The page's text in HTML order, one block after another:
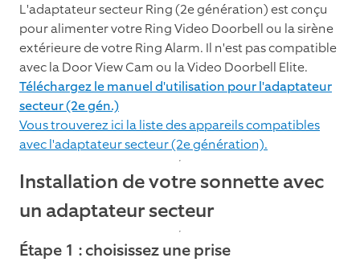
L'adaptateur secteur Ring (2e génération) est conçu
pour alimenter votre Ring Video Doorbell ou la sirène
extérieure de votre Ring Alarm. Il n'est pas compatible
avec la Door View Cam ou la Video Doorbell Elite.
Téléchargez le manuel d'utilisation pour l'adaptateur
secteur (2e gén.)
Vous trouverez ici la liste des appareils compatibles
avec l'adaptateur secteur (2e génération).
Installation de votre sonnette avec
un adaptateur secteur
Étape 1 : choisissez une prise